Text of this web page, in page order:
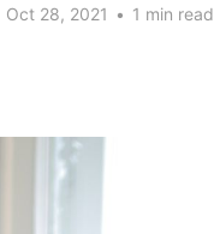
Oct 28, 2021 • 1 min read